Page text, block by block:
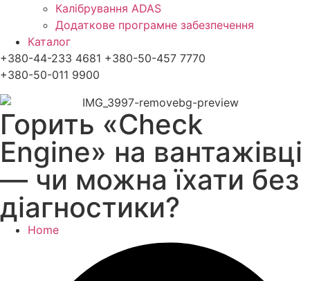
Калібрування ADAS
Додаткове програмне забезпечення
Каталог
+380-44-233 4681 +380-50-457 7770
+380-50-011 9900
Горить «Check
Engine» на вантажівці
— чи можна їхати без
діагностики?
Home